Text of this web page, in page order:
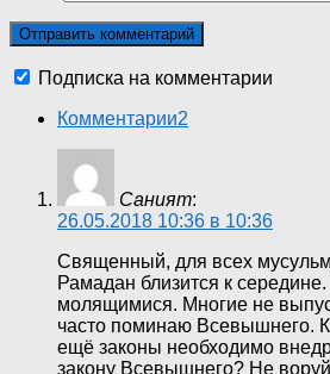
Подписка на комментарии
Комментарии2
Саният:
26.05.2018 10:36 в 10:36
Священный, для всех
Рамадан близится к
молящимися. Многие не
часто поминаю Всевышнего.
ещё законы необходимо
закону Всевышнего? Не